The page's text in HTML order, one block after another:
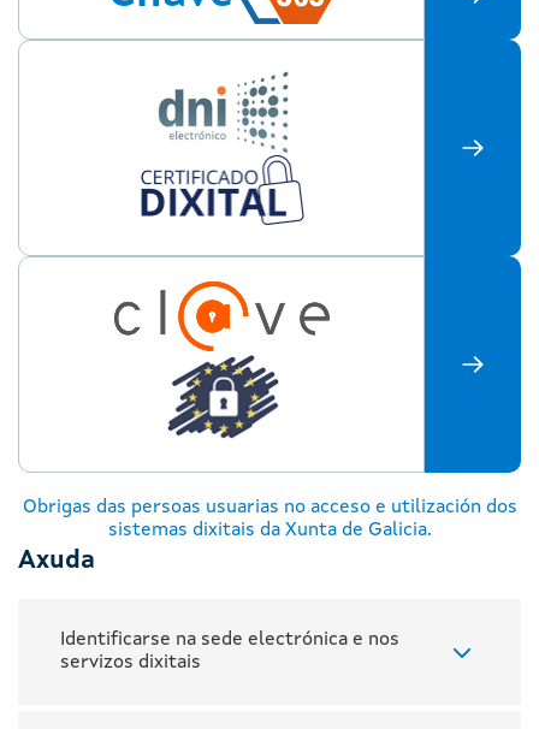
Obrigas das persoas usuarias no acceso e utilización dos
sistemas dixitais da Xunta de Galicia.
Axuda
Identificarse na sede electrónica e nos
servizos dixitais